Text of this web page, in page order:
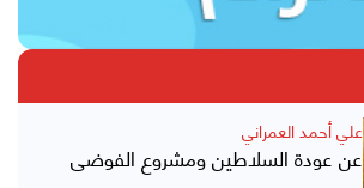
علي أحمد العمراني
عن عودة السلاطين ومشروع الفوضى